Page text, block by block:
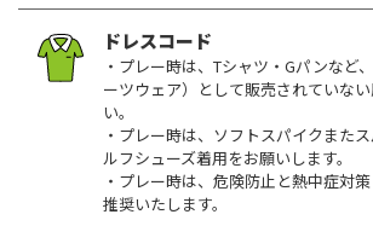
ドレスコード
・プレー時は、Tシャツ・Gパンなど
ーツウェア）として販売されていな
い。
・プレー時は、ソフトスパイクまた
ルフシューズ着用をお願いします。
・プレー時は、危険防止と熱中症対
推奨いたします。